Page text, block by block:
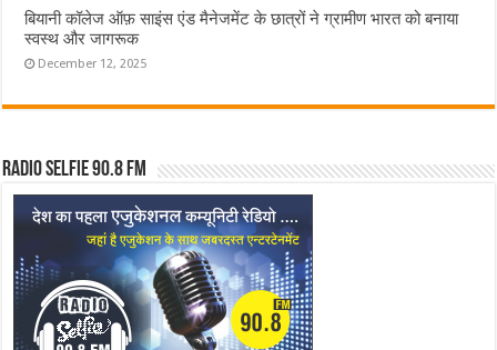
बियानी कॉलेज ऑफ़ साइंस एंड मैनेजमेंट के छात्रों ने ग्रामीण भारत को बनाया
स्वस्थ और जागरूक
December 12, 2025
Radio Selfie 90.8 FM